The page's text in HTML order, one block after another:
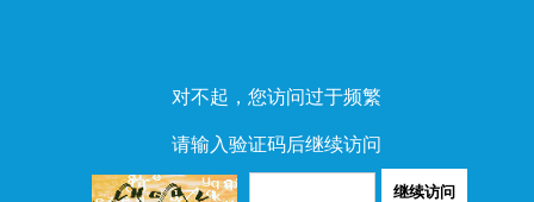
对不起，您访问过于频繁
请输入验证码后继续访问
继续访问